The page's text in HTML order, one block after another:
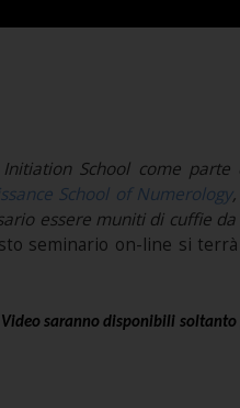
School come
School of Numerology
essere muniti di cuffie
seminario on-line si
saranno disponibili